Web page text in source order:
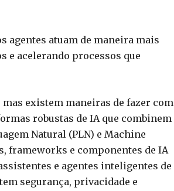
agentes atuam de maneira mais
e acelerando processos que
existem maneiras de fazer com
robustas de IA que combinem
Natural (PLN) e Machine
frameworks e componentes de IA
e agentes inteligentes de
segurança, privacidade e